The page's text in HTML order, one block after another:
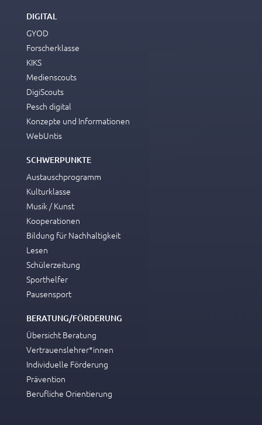
DIGITAL
GYOD
Forscherklasse
KIKS
Medienscouts
DigiScouts
Pesch digital
Konzepte und Informationen
WebUntis
SCHWERPUNKTE
Austauschprogramm
Kulturklasse
Musik / Kunst
Kooperationen
Bildung für Nachhaltigkeit
Lesen
Schülerzeitung
Sporthelfer
Pausensport
BERATUNG/FÖRDERUNG
Übersicht Beratung
Vertrauenslehrer*innen
Individuelle Förderung
Prävention
Berufliche Orientierung